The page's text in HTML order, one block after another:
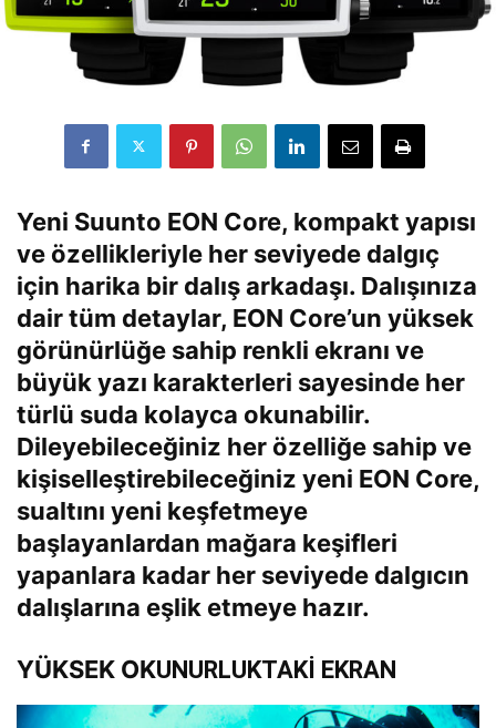
Yeni Suunto EON Core, kompakt yapısı
ve özellikleriyle her seviyede dalgıç
için harika bir dalış arkadaşı. Dalışınıza
dair tüm detaylar, EON Core’un yüksek
görünürlüğe sahip renkli ekranı ve
büyük yazı karakterleri sayesinde her
türlü suda kolayca okunabilir.
Dileyebileceğiniz her özelliğe sahip ve
kişiselleştirebileceğiniz yeni EON Core,
sualtını yeni keşfetmeye
başlayanlardan mağara keşifleri
yapanlara kadar her seviyede dalgıcın
dalışlarına eşlik etmeye hazır.
YÜKSEK OKUNURLUKTAKİ EKRAN